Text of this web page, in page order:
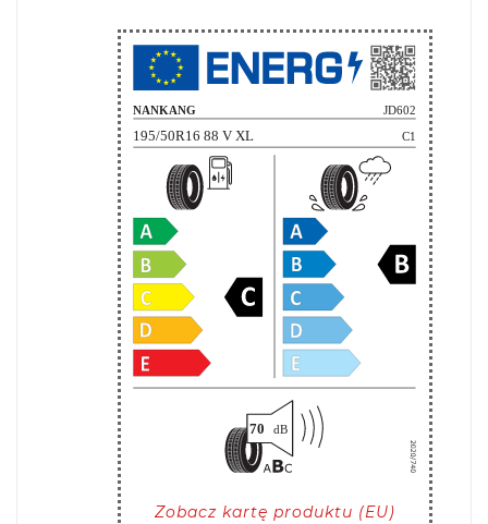
Zobacz kartę produktu (EU)